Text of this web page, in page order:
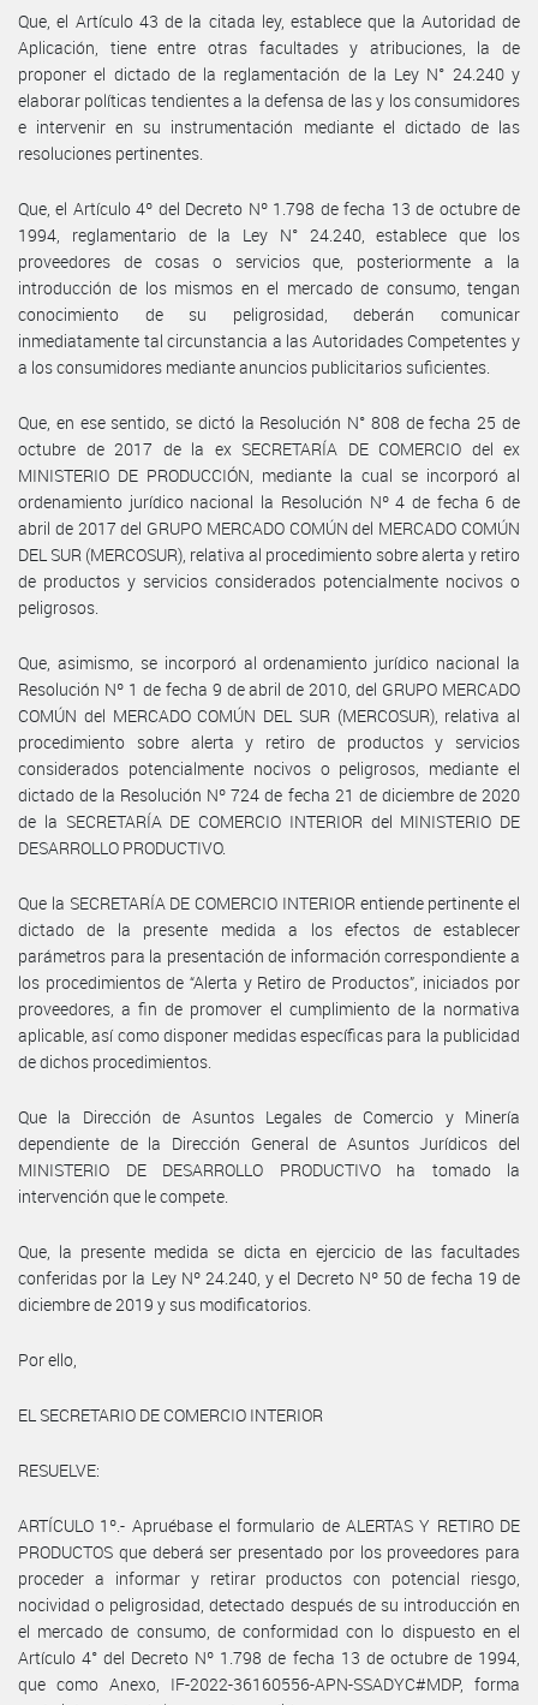
Que, el Artículo 43 de la citada ley, establece que la Autoridad de
Aplicación, tiene entre otras facultades y atribuciones, la de
proponer el dictado de la reglamentación de la Ley N° 24.240 y
elaborar políticas tendientes a la defensa de las y los consumidores
e intervenir en su instrumentación mediante el dictado de las
resoluciones pertinentes.
Que, el Artículo 4º del Decreto Nº 1.798 de fecha 13 de octubre de
1994, reglamentario de la Ley N° 24.240, establece que los
proveedores de cosas o servicios que, posteriormente a la
introducción de los mismos en el mercado de consumo, tengan
conocimiento de su peligrosidad, deberán comunicar
inmediatamente tal circunstancia a las Autoridades Competentes y
a los consumidores mediante anuncios publicitarios suficientes.
Que, en ese sentido, se dictó la Resolución N° 808 de fecha 25 de
octubre de 2017 de la ex SECRETARÍA DE COMERCIO del ex
MINISTERIO DE PRODUCCIÓN, mediante la cual se incorporó al
ordenamiento jurídico nacional la Resolución Nº 4 de fecha 6 de
abril de 2017 del GRUPO MERCADO COMÚN del MERCADO COMÚN
DEL SUR (MERCOSUR), relativa al procedimiento sobre alerta y retiro
de productos y servicios considerados potencialmente nocivos o
peligrosos.
Que, asimismo, se incorporó al ordenamiento jurídico nacional la
Resolución Nº 1 de fecha 9 de abril de 2010, del GRUPO MERCADO
COMÚN del MERCADO COMÚN DEL SUR (MERCOSUR), relativa al
procedimiento sobre alerta y retiro de productos y servicios
considerados potencialmente nocivos o peligrosos, mediante el
dictado de la Resolución Nº 724 de fecha 21 de diciembre de 2020
de la SECRETARÍA DE COMERCIO INTERIOR del MINISTERIO DE
DESARROLLO PRODUCTIVO.
Que la SECRETARÍA DE COMERCIO INTERIOR entiende pertinente el
dictado de la presente medida a los efectos de establecer
parámetros para la presentación de información correspondiente a
los procedimientos de “Alerta y Retiro de Productos”, iniciados por
proveedores, a fin de promover el cumplimiento de la normativa
aplicable, así como disponer medidas específicas para la publicidad
de dichos procedimientos.
Que la Dirección de Asuntos Legales de Comercio y Minería
dependiente de la Dirección General de Asuntos Jurídicos del
MINISTERIO DE DESARROLLO PRODUCTIVO ha tomado la
intervención que le compete.
Que, la presente medida se dicta en ejercicio de las facultades
conferidas por la Ley Nº 24.240, y el Decreto Nº 50 de fecha 19 de
diciembre de 2019 y sus modificatorios.
Por ello,
EL SECRETARIO DE COMERCIO INTERIOR
RESUELVE:
ARTÍCULO 1º.- Apruébase el formulario de ALERTAS Y RETIRO DE
PRODUCTOS que deberá ser presentado por los proveedores para
proceder a informar y retirar productos con potencial riesgo,
nocividad o peligrosidad, detectado después de su introducción en
el mercado de consumo, de conformidad con lo dispuesto en el
Artículo 4° del Decreto Nº 1.798 de fecha 13 de octubre de 1994,
que como Anexo, IF-2022-36160556-APN-SSADYC#MDP, forma